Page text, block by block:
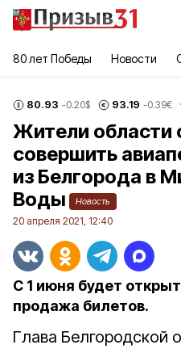
80 лет Победы Новости
80.93 -0.20$ 93.19 -0.39€
Жители области
совершить
из Белгорода в
Воды
Новость
20 апреля 2021, 12:40
С 1 июня будет
продажа билетов.
Глава Белгородской